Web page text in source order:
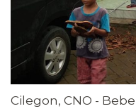
Cilegon, CNO -